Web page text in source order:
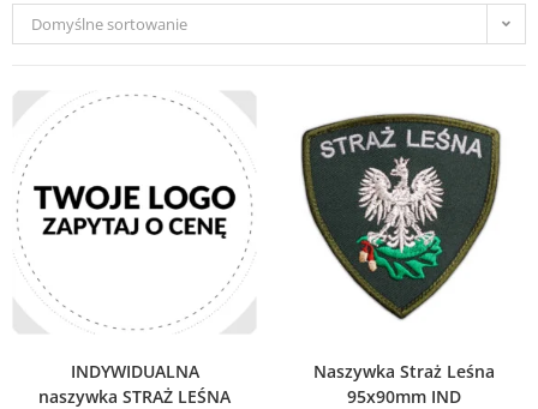
Domyślne sortowanie
INDYWIDUALNA
naszywka STRAŻ LEŚNA
Naszywka Straż Leśna
95x90mm IND